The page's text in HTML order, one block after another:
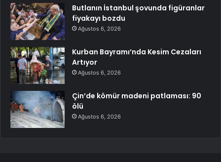
Butlanın İstanbul şovunda figüranlar
fiyakayı bozdu
Ağustos 6, 2026
Kurban Bayramı’nda Kesim Cezaları
Artıyor
Ağustos 6, 2026
Çin’de kömür madeni patlaması: 90
ölü
Ağustos 6, 2026